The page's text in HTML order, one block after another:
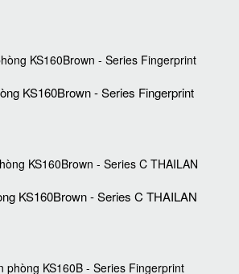
KS160Brown - Series Fingerprint
KS160Brown - Series C THAILAN